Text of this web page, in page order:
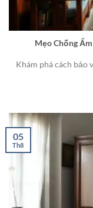
Mẹo Chống
Khám phá cách bảo
05
Th8